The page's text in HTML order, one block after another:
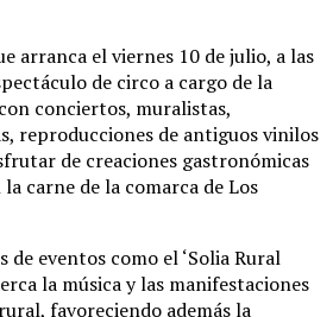
arranca el viernes 10 de julio, a las
de circo a cargo de la
conciertos, muralistas,
reproducciones de antiguos vinilos
de creaciones gastronómicas
carne de la comarca de Los
de eventos como el ‘Solia Rural
la música y las manifestaciones
favoreciendo además la